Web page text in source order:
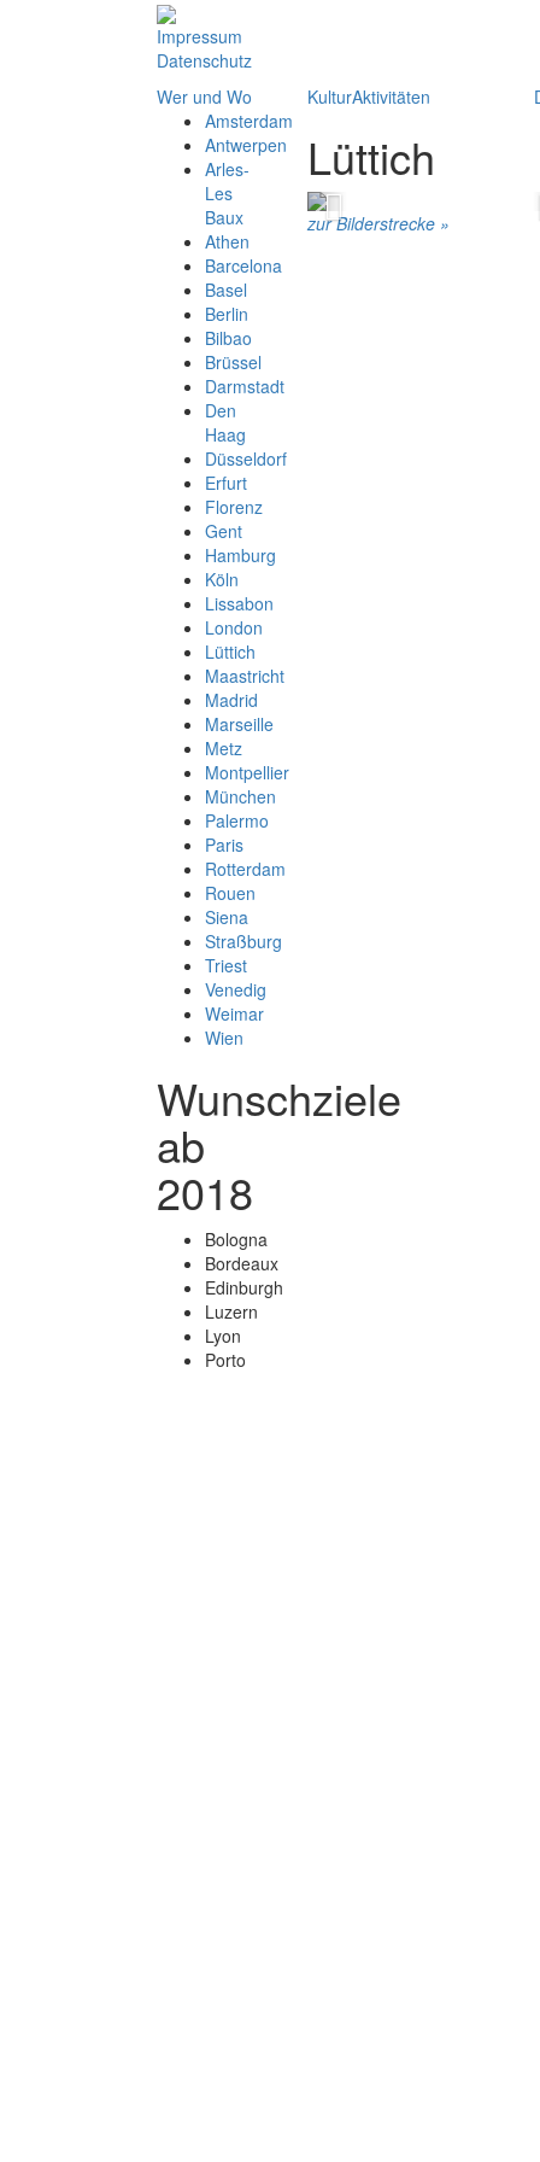
Impressum
Datenschutz
Wer und Wo
KulturAktivitäten
Amsterdam
Antwerpen
Arles-
Les
Baux
Athen
Barcelona
Basel
Berlin
Bilbao
Brüssel
Darmstadt
Den
Haag
Düsseldorf
Erfurt
Florenz
Gent
Hamburg
Köln
Lissabon
London
Lüttich
Maastricht
Madrid
Marseille
Metz
Montpellier
München
Palermo
Paris
Rotterdam
Rouen
Siena
Straßburg
Triest
Venedig
Weimar
Wien
Wunschziele
ab
2018
Bologna
Bordeaux
Edinburgh
Luzern
Lyon
Porto
Lüttich
Previous
zur Bilderstrecke »